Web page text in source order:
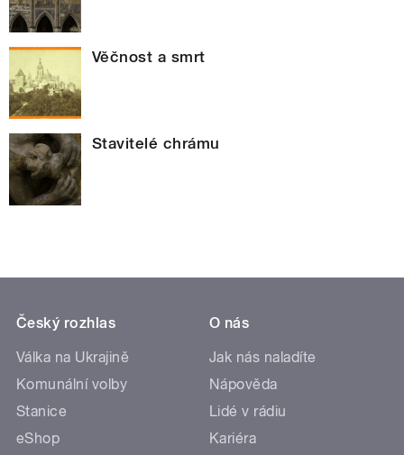
Věčnost a smrt
Stavitelé chrámu
Český rozhlas
Válka na Ukrajině
Komunální volby
Stanice
eShop
O nás
Jak nás naladíte
Nápověda
Lidé v rádiu
Kariéra